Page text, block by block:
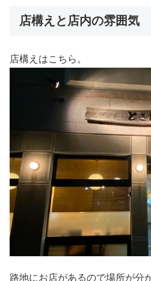
店構えと店内の雰囲気
店構えはこちら。
路地にお店があるので場所が分